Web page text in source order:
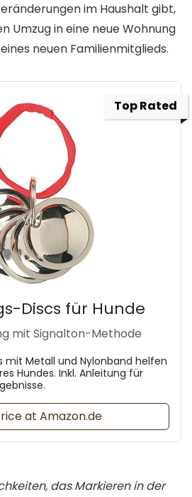
im Haushalt gibt,
Umzug in eine neue Wohnung
neuen Familienmitglieds.
Top Rated
Discs für Hunde
mit Signalton-Methode
mit Metall und Nylonband helfen
Hundes. Inkl. Anleitung für
at Amazon.de
das Markieren in der